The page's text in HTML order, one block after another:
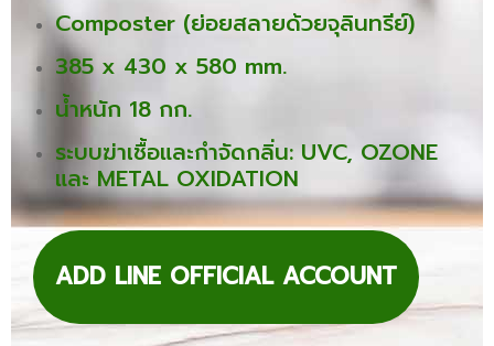
Composter (ย่อยสลายด้วยจุลินทรีย์)
385 x 430 x 580 mm.
น้ำหนัก 18 กก.
ระบบฆ่าเชื้อและกำจัดกลิ่น: UVC, OZONE
และ METAL OXIDATION
ADD LINE OFFICIAL ACCOUNT